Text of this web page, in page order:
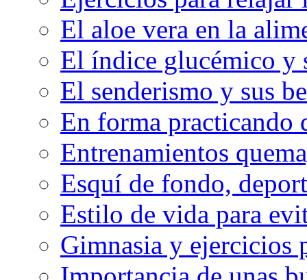
El aloe vera en la
El índice glucémico y
El senderismo y sus
En forma practicando
Entrenamientos
Esquí de fondo,
Estilo de vida para
Gimnasia y ejercicios